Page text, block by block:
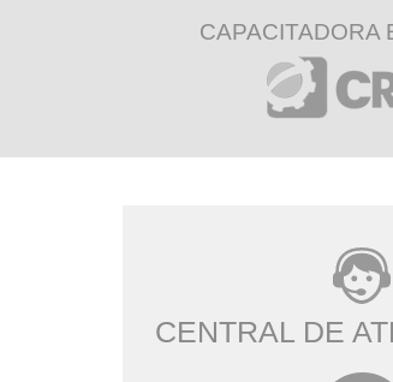
CAPACITADORA
CENTRAL DE